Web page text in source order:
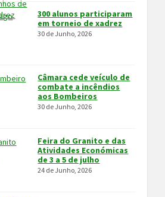
300 alunos participaram
em torneio de xadrez
30 de Junho, 2026
Câmara cede veículo de
combate a incêndios
aos Bombeiros
30 de Junho, 2026
Feira do Granito e das
Atividades Económicas
de 3 a 5 de julho
24 de Junho, 2026